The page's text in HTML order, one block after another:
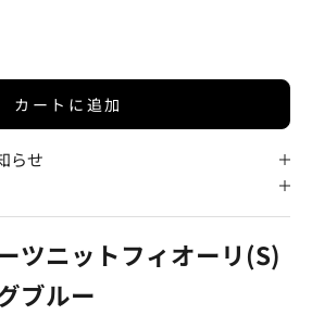
す
カートに追加
らせ
ツニットフィオーリ(S)
ブルー